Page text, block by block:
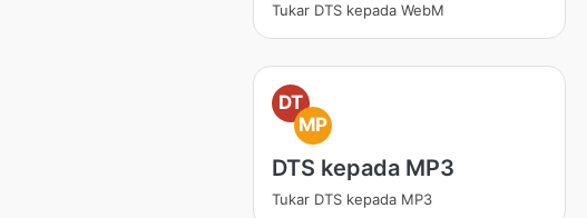
Tukar DTS kepada WebM
DT
MP
DTS kepada MP3
Tukar DTS kepada MP3